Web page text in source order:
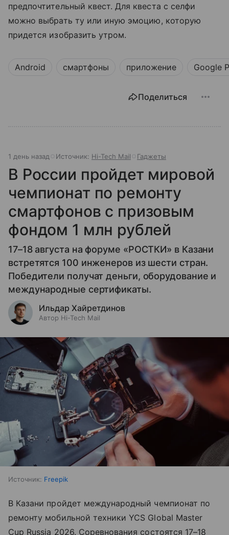
предпочтительный квест. Для квеста с селфи
можно выбрать ту или иную эмоцию, которую
придется изобразить утром.
Android смартфоны приложение Google
Поделиться
1 день назад Источник: Hi-Tech Mail Гаджеты
В России пройдет мировой
чемпионат по ремонту
смартфонов с призовым
фондом 1 млн рублей
17–18 августа на форуме «РОСТКИ» в Казани
встретятся 100 инженеров из шести стран.
Победители получат деньги, оборудование и
международные сертификаты.
Ильдар Хайретдинов
Автор Hi-Tech Mail
Источник: Freepik
В Казани пройдет международный чемпионат по
ремонту мобильной техники YCS Global Master
Cup Russia 2026. Соревнования состоятся 17–18